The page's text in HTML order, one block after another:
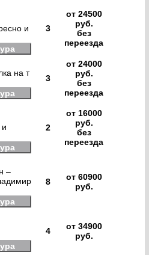
и
3
от 24500
руб.
без
переезда
на т
3
от 24000
руб.
без
переезда
2
от 16000
руб.
без
переезда
–
8
от 60900
руб.
4
от 34900
руб.